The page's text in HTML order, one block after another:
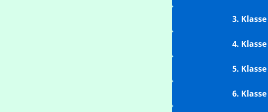
3. Klasse
4. Klasse
5. Klasse
6. Klasse